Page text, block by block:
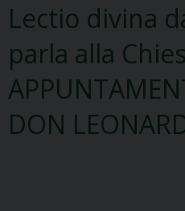
Lectio divina
parla alla
DON